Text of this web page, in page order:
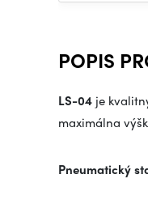
POPIS
LS-04 je
maximálna
Pneumatický